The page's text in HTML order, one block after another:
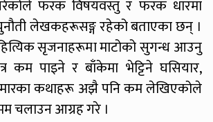
फरक विषयवस्तु र फरक धारमा
लेखकहरूसङ्ग रहेको बताएका छन् ।
सृजनाहरूमा माटोको सुगन्ध आउनु
कम पाइने र बाँकेमा भेट्टिने घसियार,
कथाहरू अझै पनि कम लेखिएकोले
चलाउन आग्रह गरे ।